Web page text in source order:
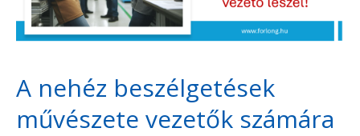
A nehéz beszélgetések
művészete vezetők számára
számára